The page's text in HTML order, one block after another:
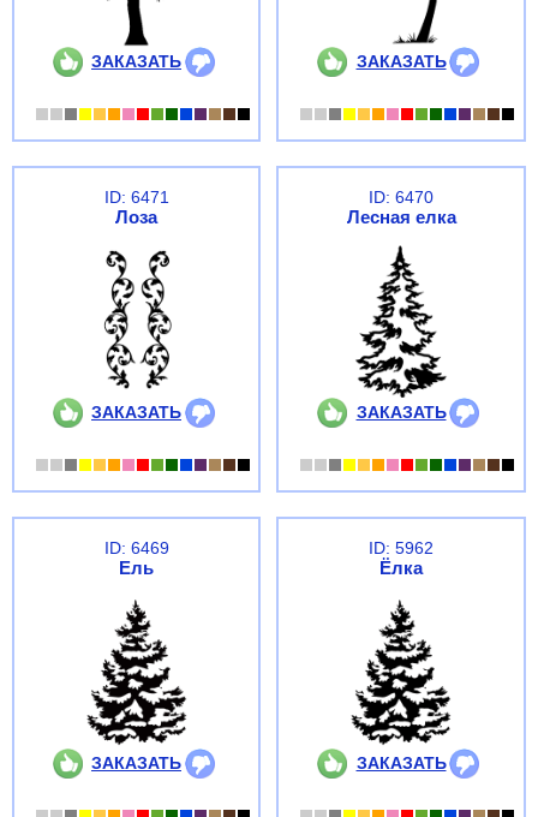
ЗАКАЗАТЬ ЗАКАЗАТЬ
ID: 6471
Лоза
ЗАКАЗАТЬ
ID: 6470
Лесная елка
ЗАКАЗАТЬ
ID: 6469
Ель
ЗАКАЗАТЬ
ID: 5962
Ёлка
ЗАКАЗАТЬ